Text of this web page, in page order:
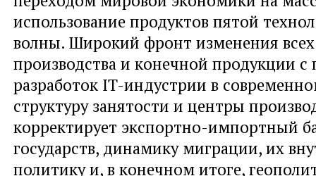
использование продуктов пятой
волны. Широкий фронт изменения всех
производства и конечной продукции
разработок IT-индустрии в
структуру занятости и центры
корректирует экспортно-импортный
государств, динамику миграции, их
политику и, в конечном итоге,